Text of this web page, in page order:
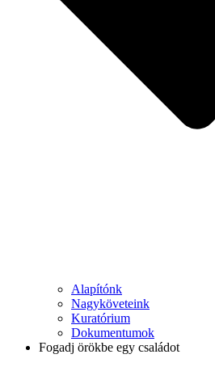
Alapítónk
Nagyköveteink
Kuratórium
Dokumentumok
Fogadj örökbe egy családot